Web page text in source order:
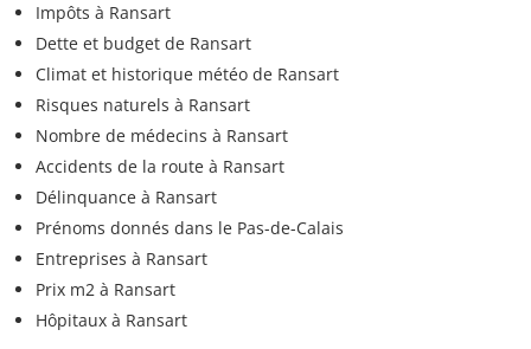
Impôts à Ransart
Dette et budget de Ransart
Climat et historique météo de Ransart
Risques naturels à Ransart
Nombre de médecins à Ransart
Accidents de la route à Ransart
Délinquance à Ransart
Prénoms donnés dans le Pas-de-Calais
Entreprises à Ransart
Prix m2 à Ransart
Hôpitaux à Ransart